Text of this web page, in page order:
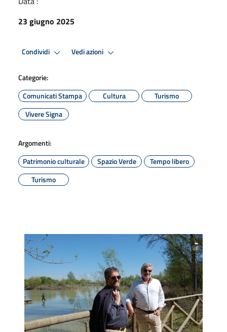
23 giugno 2025
Condividi Vedi azioni
Categorie:
Comunicati Stampa
Cultura
Turismo
Vivere Signa
Argomenti:
Patrimonio culturale
Spazio Verde
Tempo libero
Turismo